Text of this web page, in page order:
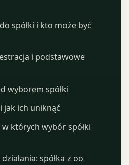
spółki i kto może być
i podstawowe
wyborem spółki
jak ich uniknąć
w których wybór spółki
spółka z oo